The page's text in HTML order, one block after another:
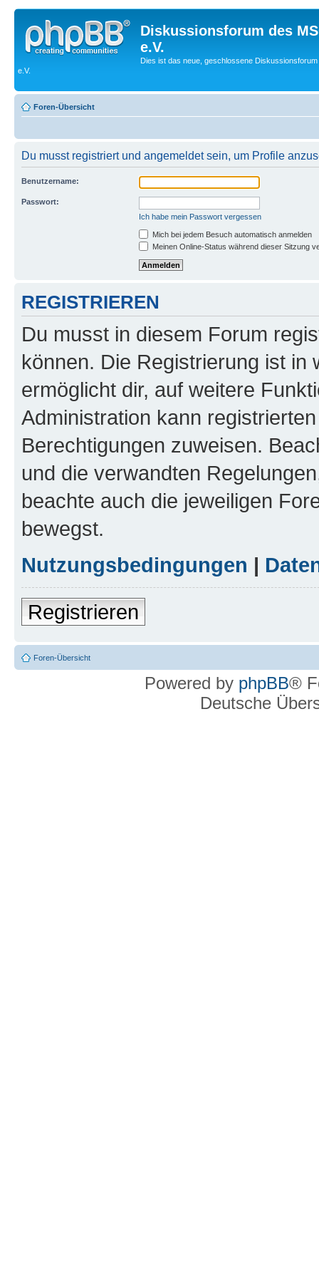
Diskussionsforum des
e.V.
Dies ist das neue, geschlossene
e.V.
Foren-Übersicht
Du musst registriert und angemeldet sein, um Profile
Benutzername:
Passwort:
Ich habe mein Passwort vergessen
Mich bei jedem Besuch automatisch anmelden
Meinen Online-Status während dieser Sitzung
REGISTRIEREN
Du musst in diesem Forum
können. Die Registrierung ist in
ermöglicht dir, auf weitere
Administration kann
Berechtigungen zuweisen.
und die verwandten
beachte auch die jeweiligen
bewegst.
Nutzungsbedingungen |
Registrieren
Foren-Übersicht
Powered by phpBB®
Deutsche